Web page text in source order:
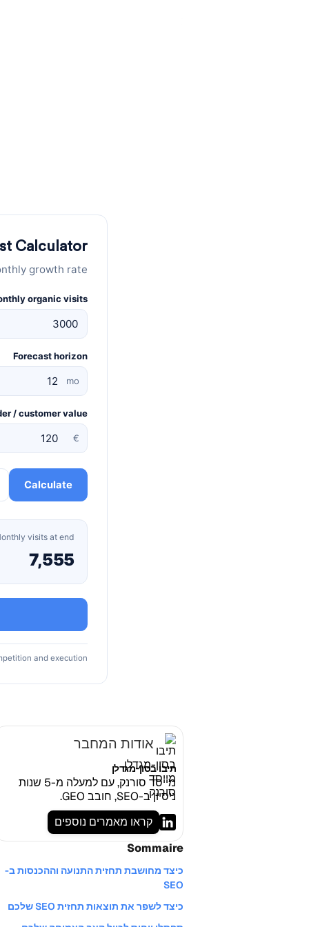
Calculator
growth rate.
organic visits
Forecast horizon
mo
/ customer value
€
Calculate
visits at end
7,555
and execution.
אודות המחבר
תיבו בסון-מגדלן
מייסד סורנק, עם למעלה מ-5 שנות
ניסיון ב-SEO, חובב GEO.
קראו מאמרים נוספים
Sommaire
כיצד מחושבת תחזית התנועה וההכנסות ב-
SEO
כיצד לשפר את תוצאות תחזית SEO שלכם